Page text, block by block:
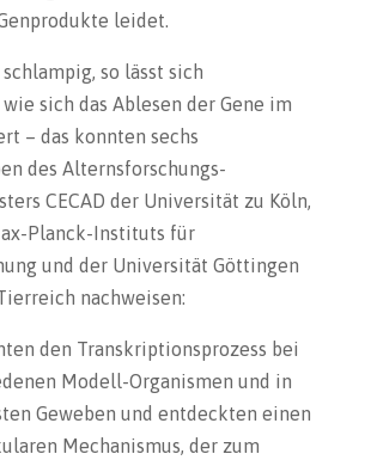
leidet.
so lässt sich
sich das Ablesen der Gene im
– das konnten sechs
des Alternsforschungs-
CECAD der Universität zu Köln,
Planck-Instituts für
und der Universität Göttingen
nachweisen:
den Transkriptionsprozess bei
Modell-Organismen und in
Geweben und entdeckten einen
Mechanismus, der zum